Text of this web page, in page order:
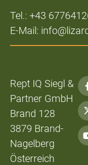
Tel.: +43
E-Mail:
Rept IQ Siegl &
Partner GmbH
Brand 128
3879 Brand-
Nagelberg
Österreich